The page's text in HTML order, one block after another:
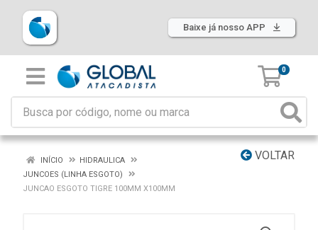
Baixe já nosso APP
0
VOLTAR
INÍCIO
HIDRAULICA
JUNCOES (LINHA ESGOTO)
JUNCAO ESGOTO TIGRE 100MM X100MM